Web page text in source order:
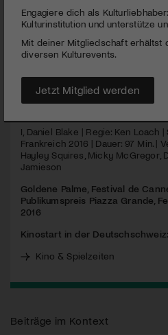
minutes,
PUBLIZIERT AM 7. DEZEMBER
mehr arbeiten und rutscht in die
einen Blick in den alltäglichen
MEHR
I, Daniel Blake | Regie: Ken Loach
Frankreich 2016 | Dauer: 97 Min. |
Hayley Squires, Micky McGregor,
Jamieson
Goldene Palme, Festival de
Publikumspreis Piazza Grande,
2016
Kinostart in der Deutschschweiz:
Kino & Spielzeiten
Beiträge im Kontext
Engagiere dich als
Kulturinstitution und unterstütze
Mit deiner Mitgliedschaft erhältst
diversen Kulturevents.
Jetzt Mitglied werden